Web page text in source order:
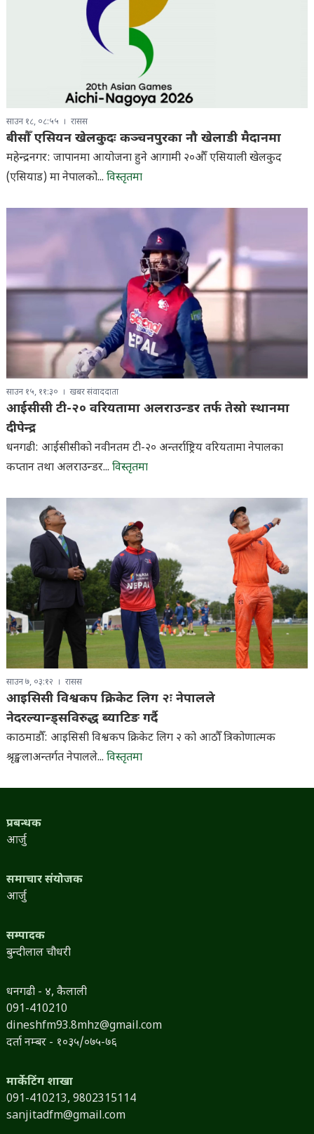
साउन १८, ०८:५५ रासस
बीसौँ एसियन खेलकुदः कञ्चनपुरका नौ खेलाडी मैदानमा
महेन्द्रनगर: जापानमा आयोजना हुने आगामी २०औँ एसियाली खेलकुद
(एसियाड) मा नेपालको... विस्तृतमा
साउन १५, ११:३० खबर संवाददाता
आईसीसी टी-२० वरियतामा अलराउन्डर तर्फ तेस्रो स्थानमा
दीपेन्द्र
धनगढी: आईसीसीको नवीनतम टी-२० अन्तर्राष्ट्रिय वरियतामा नेपालका
कप्तान तथा अलराउन्डर... विस्तृतमा
साउन ७, ०३:१२ रासस
आइसिसी विश्वकप क्रिकेट लिग २ः नेपालले
नेदरल्यान्ड्सविरुद्ध ब्याटिङ गर्दै
काठमाडौँ: आइसिसी विश्वकप क्रिकेट लिग २ को आठौँ त्रिकोणात्मक
श्रृङ्खलाअन्तर्गत नेपालले... विस्तृतमा
प्रबन्धक
आर्जु
समाचार संयोजक
आर्जु
सम्पादक
बुन्दीलाल चौधरी
धनगढी - ४, कैलाली
091-410210
dineshfm93.8mhz@gmail.com
दर्ता नम्बर - १०३५/०७५-७६
मार्केटिंग शाखा
091-410213, 9802315114
sanjitadfm@gmail.com